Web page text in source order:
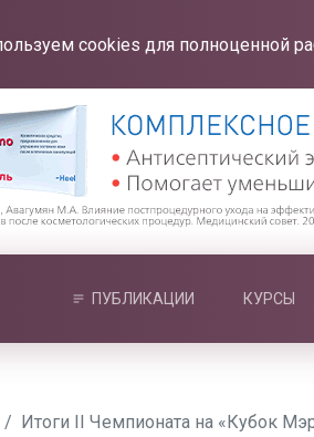
cookies для полноценной
ПУБЛИКАЦИИ КУРСЫ
Итоги II Чемпионата на «Кубок